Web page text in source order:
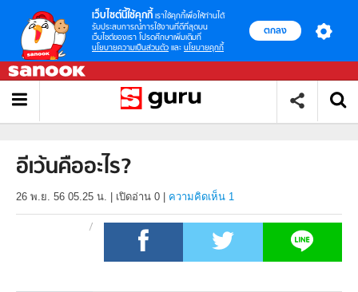
เว็บไซต์นี้ใช้คุกกี้ เราใช้คุกกี้เพื่อให้ท่านได้
รับประสบการณ์การใช้งานที่ดีที่สุดบน
เว็บไซต์ของเรา โปรดศึกษาเพิ่มเติมที่
นโยบายความเป็นส่วนตัว และ นโยบายคุกกี้
ตกลง
อีเว้นคืออะไร?
26 พ.ย. 56 05.25 น. เปิดอ่าน 0 ความคิดเห็น 1